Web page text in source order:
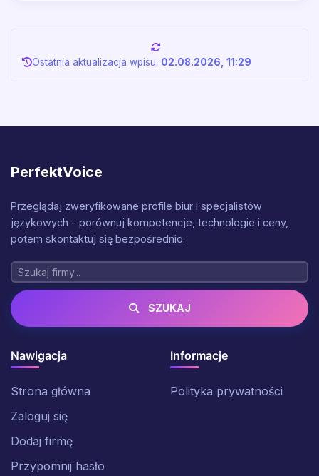
Ostatnia aktualizacja wpisu: 02.08.2026, 11:29
PerfektVoice
Przeglądaj zweryfikowane profile biur i specjalistów
językowych - porównuj kompetencje, technologie i ceny,
potem skontaktuj się bezpośrednio.
SZUKAJ
Nawigacja
Strona główna
Zaloguj się
Dodaj firmę
Przypomnij hasło
Informacje
Polityka prywatności